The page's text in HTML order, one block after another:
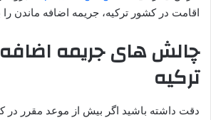
اقامت در کشور ترکیه، جریمه اضافه ماندن را
چالش های جریمه اضافه
ترکیه
دقت داشته باشید اگر بیش از موعد مقرر در